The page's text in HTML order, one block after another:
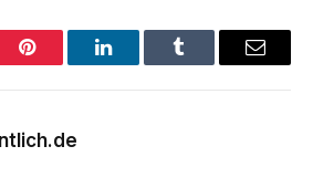
Pinterest LinkedInTumblr Email